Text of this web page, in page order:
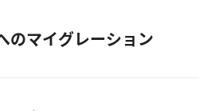
マイグレーション